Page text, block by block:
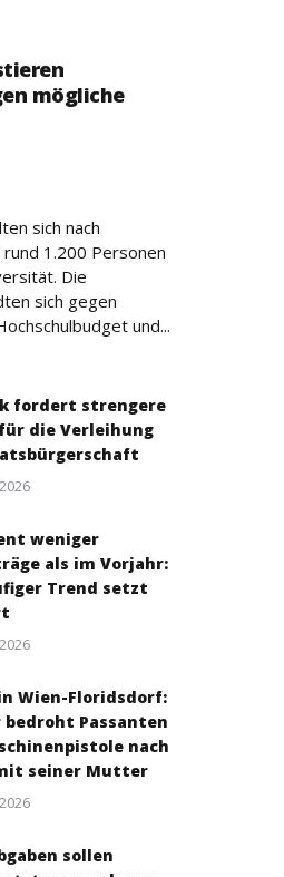
mögliche
sich nach
1.200 Personen
Die
sich gegen
und...
fordert strengere
die Verleihung
weniger
als im Vorjahr:
Trend setzt
Wien-Floridsdorf:
bedroht Passanten
nach
seiner Mutter
sollen